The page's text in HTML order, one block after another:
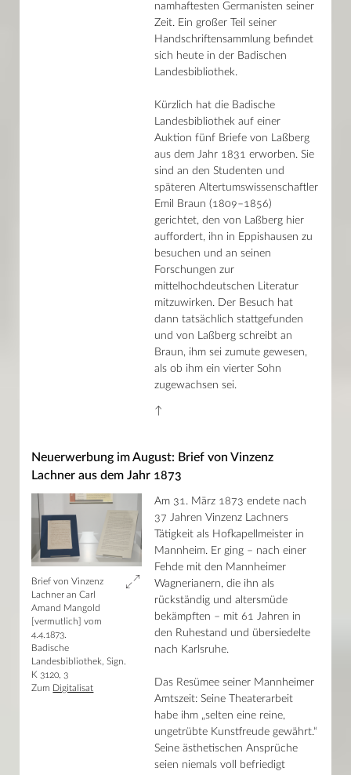
namhaftesten Germanisten seiner
Zeit. Ein großer Teil seiner
Handschriftensammlung befindet
sich heute in der Badischen
Landesbibliothek.
Kürzlich hat die Badische
Landesbibliothek auf einer
Auktion fünf Briefe von Laßberg
aus dem Jahr 1831 erworben. Sie
sind an den Studenten und
späteren Altertumswissenschaftler
Emil Braun (1809–1856)
gerichtet, den von Laßberg hier
auffordert, ihn in Eppishausen zu
besuchen und an seinen
Forschungen zur
mittelhochdeutschen Literatur
mitzuwirken. Der Besuch hat
dann tatsächlich stattgefunden
und von Laßberg schreibt an
Braun, ihm sei zumute gewesen,
als ob ihm ein vierter Sohn
zugewachsen sei.
↑
Neuerwerbung im August: Brief von Vinzenz
Lachner aus dem Jahr 1873
Brief von Vinzenz
Lachner an Carl
Amand Mangold
[vermutlich] vom
4.4.1873.
Badische
Landesbibliothek, Sign.
K 3120, 3
Zum
Digitalisat
Am 31. März 1873 endete nach
37 Jahren Vinzenz Lachners
Tätigkeit als Hofkapellmeister in
Mannheim. Er ging – nach einer
Fehde mit den Mannheimer
Wagnerianern, die ihn als
rückständig und altersmüde
bekämpften – mit 61 Jahren in
den Ruhestand und übersiedelte
nach Karlsruhe.
Das Resümee seiner Mannheimer
Amtszeit: Seine Theaterarbeit
habe ihm „selten eine reine,
ungetrübte Kunstfreude gewährt.“
Seine ästhetischen Ansprüche
seien niemals voll befriedigt